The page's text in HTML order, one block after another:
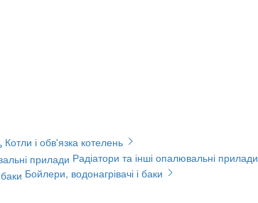
Котли і обв'язка котелень
Радіатори та інші опалювальні прилади
Бойлери, водонагрівачі і баки